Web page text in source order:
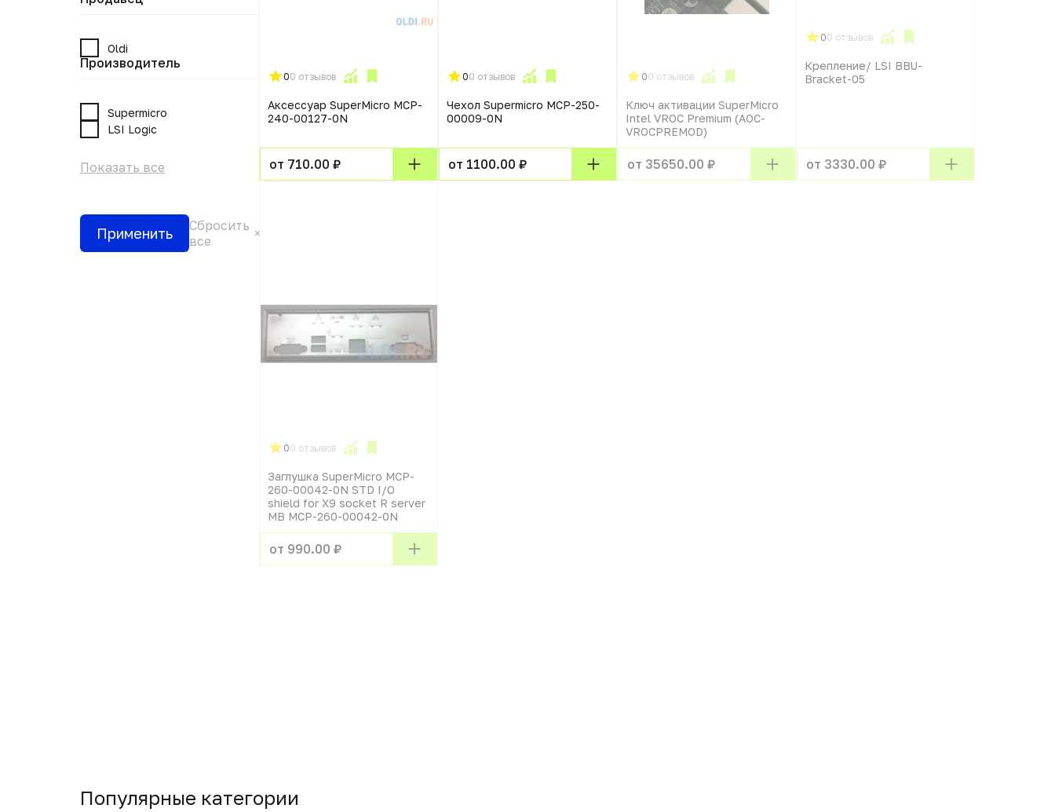
Oldi
Производитель
Supermicro
LSI Logic
Показать все
Применить
Сбросить
все
00 отзывов
Аксессуар SuperMicro MCP-
240-00127-0N
от 710.00 ₽
00 отзывов
Чехол Supermicro MCP-250-
00009-0N
от 1100.00 ₽
00 отзывов
Ключ активации SuperMicro
Intel VROC Premium (AOC-
VROCPREMOD)
от 35650.00 ₽
00 отзывов
Крепление/ LSI BBU-
Bracket-05
от 3330.00 ₽
00 отзывов
Заглушка SuperMicro MCP-
260-00042-0N STD I/O
shield for X9 socket R server
MB MCP-260-00042-0N
от 990.00 ₽
Популярные категории